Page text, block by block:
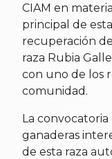
CIAM en
principal de
recuperación
raza Rubia
con uno de los
comunidad.
La
ganaderas
de esta raza